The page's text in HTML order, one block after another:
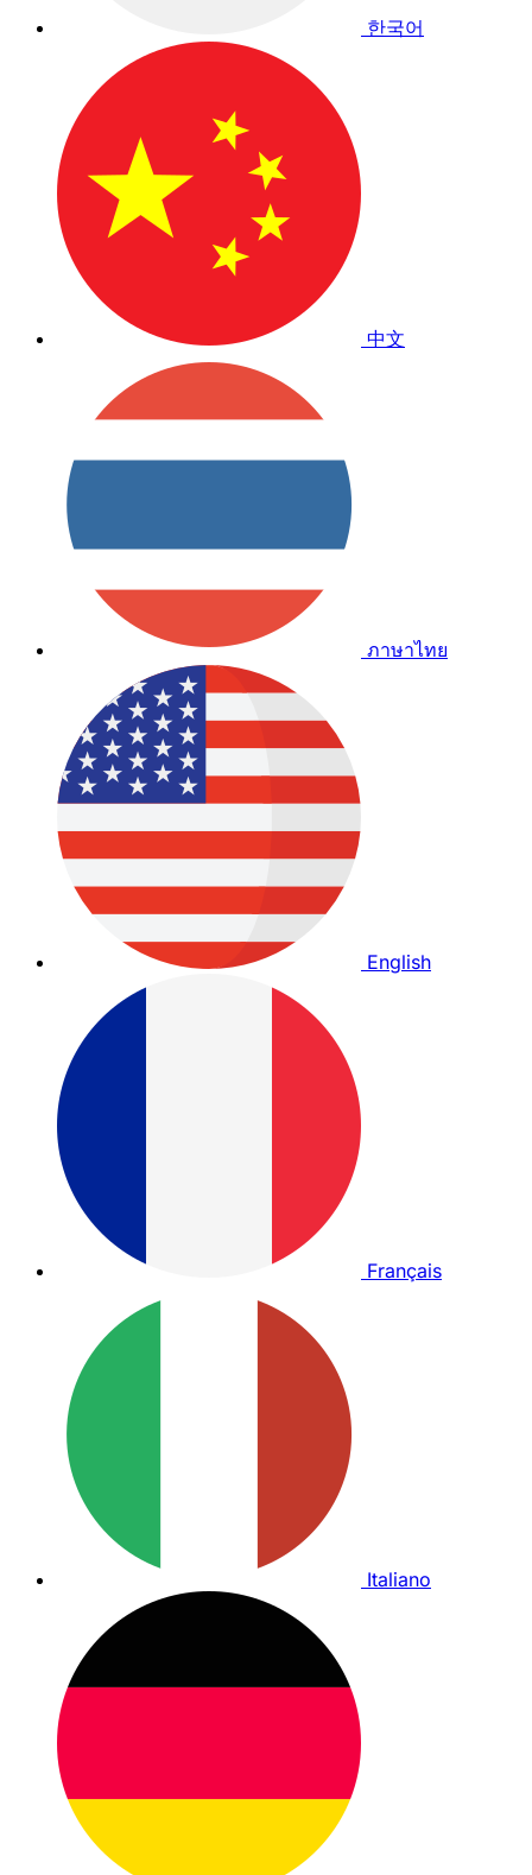
한국어
中文
ภาษาไทย
English
Français
Italiano